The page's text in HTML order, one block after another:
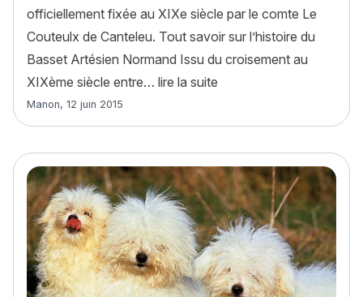
officiellement fixée au XIXe siècle par le comte Le
Couteulx de Canteleu. Tout savoir sur l’histoire du
Basset Artésien Normand Issu du croisement au
XIXème siècle entre… lire la suite
Article rédigé par
Manon, 12 juin 2015